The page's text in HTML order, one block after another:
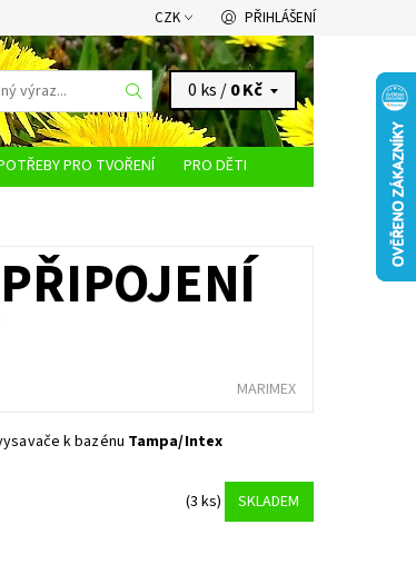
CZK PŘIHLÁŠENÍ
0 ks /0 Kč
PRO TVOŘENÍ
PRO DĚTI
MARIMEX
k bazénu Tampa/Intex
(3 ks) SKLADEM